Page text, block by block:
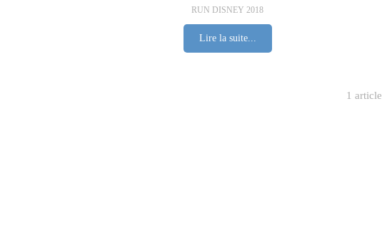
RUN DISNEY 2018
Lire la suite...
1 article